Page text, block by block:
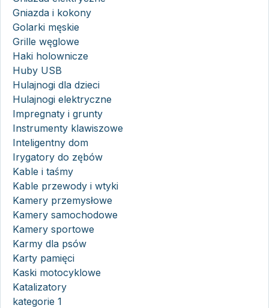
Gniazda i kokony
Golarki męskie
Grille węglowe
Haki holownicze
Huby USB
Hulajnogi dla dzieci
Hulajnogi elektryczne
Impregnaty i grunty
Instrumenty klawiszowe
Inteligentny dom
Irygatory do zębów
Kable i taśmy
Kable przewody i wtyki
Kamery przemysłowe
Kamery samochodowe
Kamery sportowe
Karmy dla psów
Karty pamięci
Kaski motocyklowe
Katalizatory
kategorie 1